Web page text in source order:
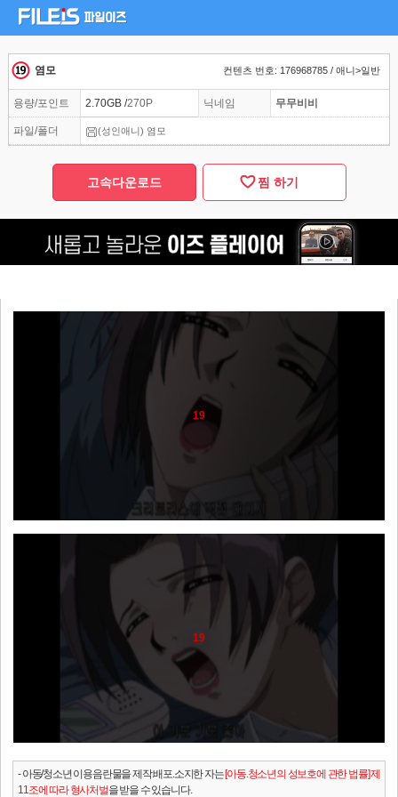
염모 컨텐츠 번호: 176968785 / 애니>일반
용량/포인트 2.70GB /270P 닉네임 무무비비
파일/폴더 (성인애니) 염모
고속다운로드 찜 하기
19
19
- 아동/청소년 이용음란물을 제작.배포.소지한 자는[아동.청소년의 성보호에 관한 법률] 제
11조에 따라 형사처벌을 받을 수 있습니다.